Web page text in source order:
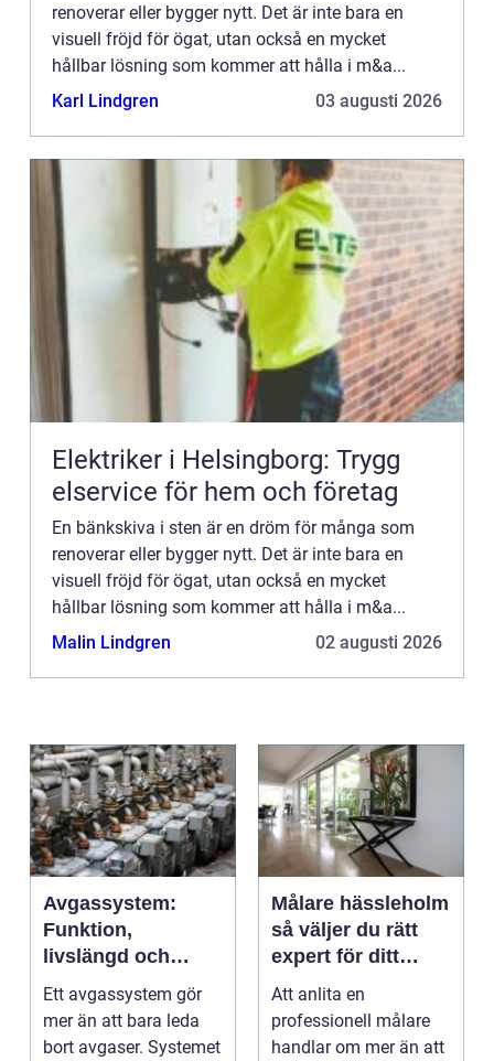
renoverar eller bygger nytt. Det är inte bara en
visuell fröjd för ögat, utan också en mycket
hållbar lösning som kommer att hålla i m&a...
Karl Lindgren
03 augusti 2026
Elektriker i Helsingborg: Trygg
elservice för hem och företag
En bänkskiva i sten är en dröm för många som
renoverar eller bygger nytt. Det är inte bara en
visuell fröjd för ögat, utan också en mycket
hållbar lösning som kommer att hålla i m&a...
Malin Lindgren
02 augusti 2026
Avgassystem:
Funktion,
livslängd och
smarta val för
bilägare
Ett avgassystem gör
mer än att bara leda
bort avgaser. Systemet
Målare hässleholm
så väljer du rätt
expert för ditt
måleriprojekt
Att anlita en
professionell målare
handlar om mer än att